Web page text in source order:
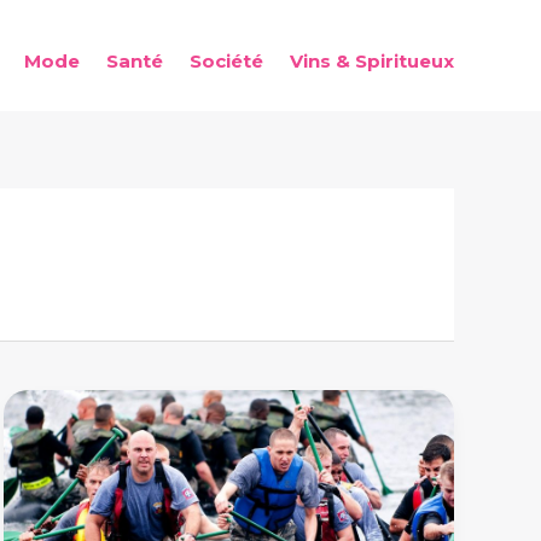
Mode Santé Société Vins & Spiritueux
JMM
:
tout
savoir
sur